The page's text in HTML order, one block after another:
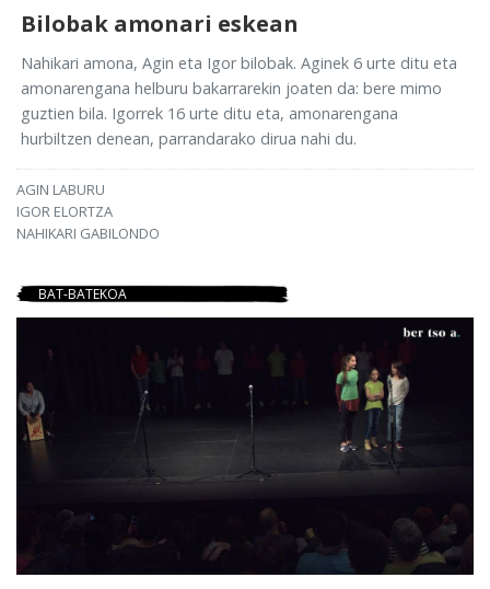
Bilobak amonari eskean
Nahikari amona, Agin eta Igor bilobak. Aginek 6 urte ditu eta
amonarengana helburu bakarrarekin joaten da: bere mimo
guztien bila. Igorrek 16 urte ditu eta, amonarengana
hurbiltzen denean, parrandarako dirua nahi du.
AGIN LABURU
IGOR ELORTZA
NAHIKARI GABILONDO
BAT-BATEKOA